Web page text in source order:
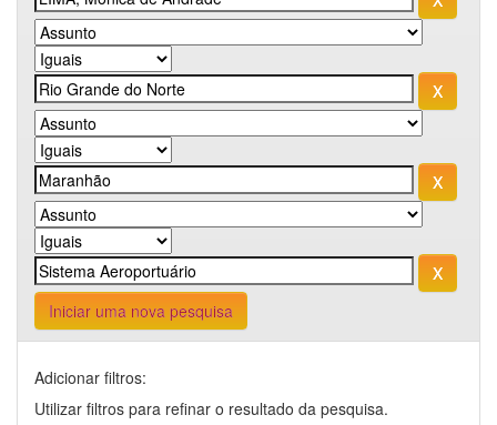
Iniciar uma nova pesquisa
Adicionar filtros:
Utilizar filtros para refinar o resultado da pesquisa.